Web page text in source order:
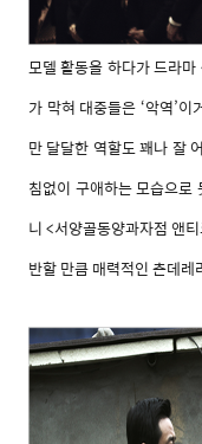
모델 활동을 하다가 드라
가 막혀 대중들은 ‘악역’
만 달달한 역할도 꽤나 잘
침없이 구애하는 모습으로
니 <서양골동양과자점 앤
반할 만큼 매력적인 츤데레